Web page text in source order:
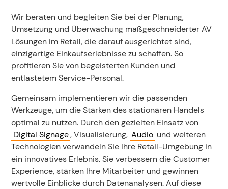
Wir beraten und begleiten Sie bei der Planung,
Umsetzung und Überwachung maßgeschneiderter AV
Lösungen im Retail, die darauf ausgerichtet sind,
einzigartige Einkaufserlebnisse zu schaffen. So
profitieren Sie von begeisterten Kunden und
entlastetem Service-Personal.
Gemeinsam implementieren wir die passenden
Werkzeuge, um die Stärken des stationären Handels
optimal zu nutzen. Durch den gezielten Einsatz von
Digital Signage, Visualisierung, Audio und weiteren
Technologien verwandeln Sie Ihre Retail-Umgebung in
ein innovatives Erlebnis. Sie verbessern die Customer
Experience, stärken Ihre Mitarbeiter und gewinnen
wertvolle Einblicke durch Datenanalysen. Auf diese